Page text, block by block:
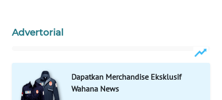
Advertorial
Dapatkan Merchandise Eksklusif
Wahana News
MKLI
LKKI